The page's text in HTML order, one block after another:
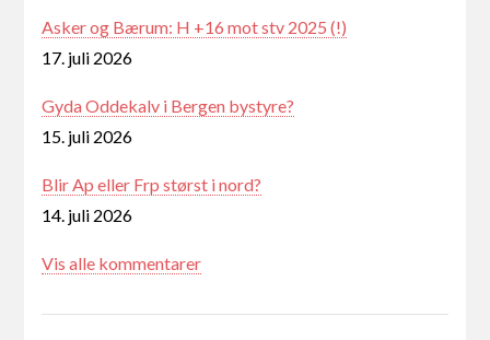
Asker og Bærum: H +16 mot stv 2025 (!)
17. juli 2026
Gyda Oddekalv i Bergen bystyre?
15. juli 2026
Blir Ap eller Frp størst i nord?
14. juli 2026
Vis alle kommentarer